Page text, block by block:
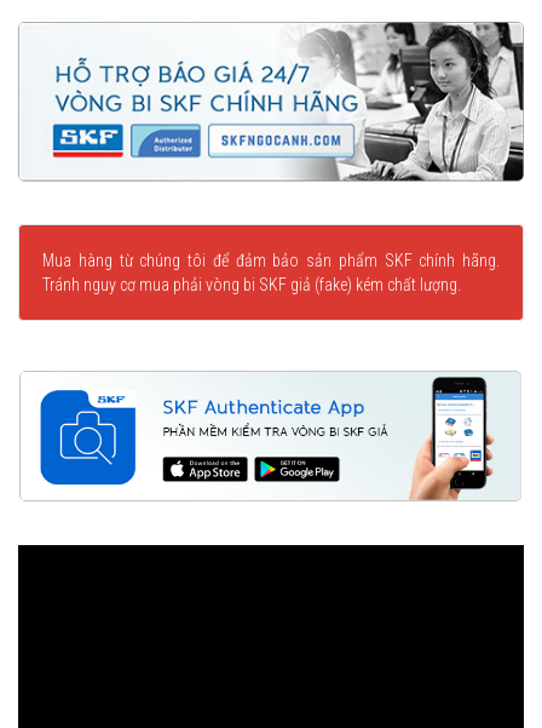
Mua hàng từ chúng tôi để đảm bảo sản phẩm SKF chính hãng.
Tránh nguy cơ mua phải vòng bi SKF giả (fake) kém chất lượng.